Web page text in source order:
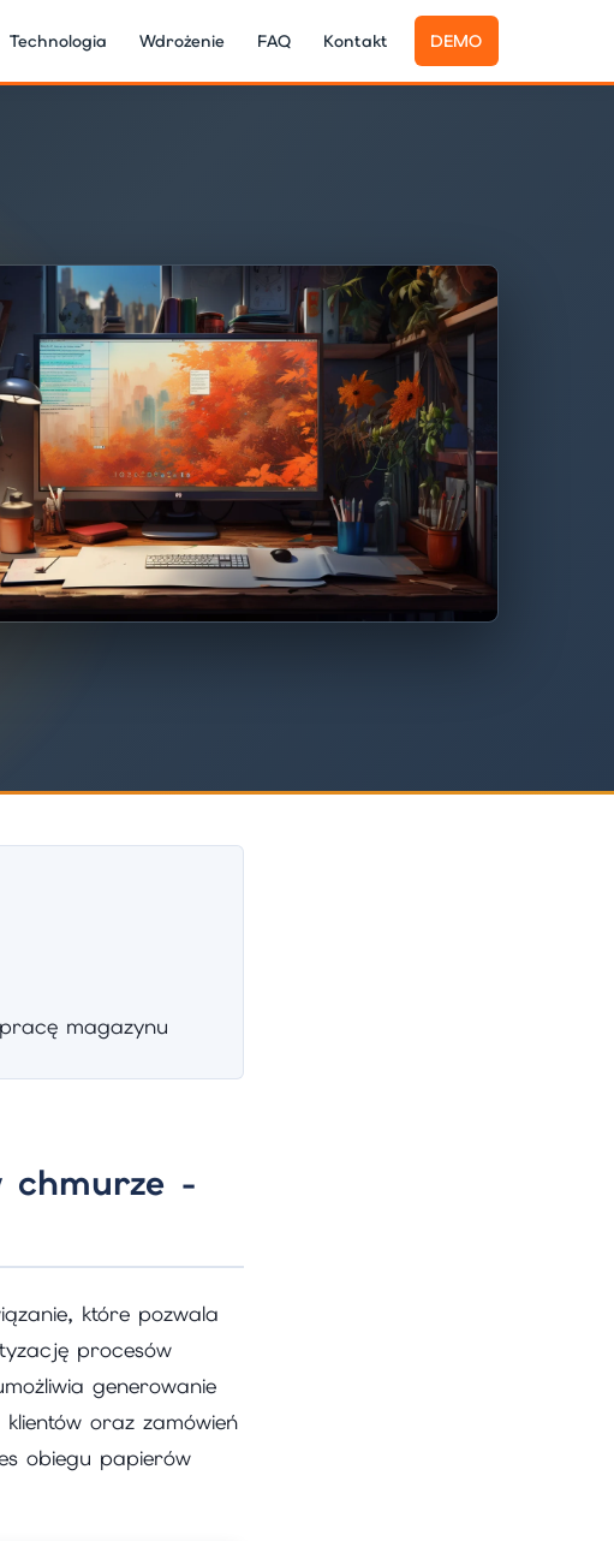
Technologia Wdrożenie FAQ Kontakt DEMO
magazynu
chmurze -
które pozwala
procesów
generowanie
oraz zamówień
obiegu papierów